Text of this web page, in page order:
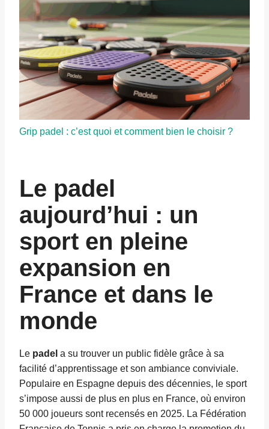
Grip padel : c’est quoi et comment bien le choisir ?
Le padel
aujourd’hui : un
sport en pleine
expansion en
France et dans le
monde
Le padel a su trouver un public fidèle grâce à sa
facilité d’apprentissage et son ambiance conviviale.
Populaire en Espagne depuis des décennies, le sport
s’impose aussi de plus en plus en France, où environ
50 000 joueurs sont recensés en 2025. La Fédération